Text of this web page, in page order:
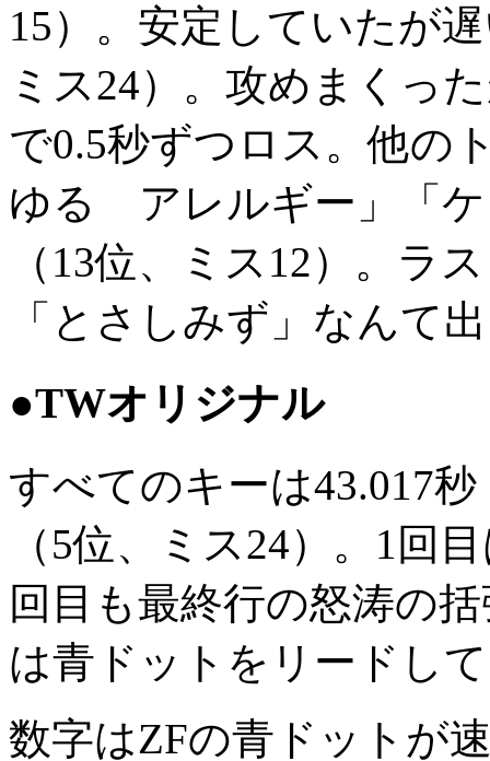
15）。安定していたが
ミス24）。攻めまくっ
で0.5秒ずつロス。他の
ゆる アレルギー」「ケ
（13位、ミス12）。ラ
「とさしみず」なんて
●TWオリジナル
すべてのキーは43.017
（5位、ミス24）。1回
回目も最終行の怒涛の
は青ドットをリードし
数字はZFの青ドットが